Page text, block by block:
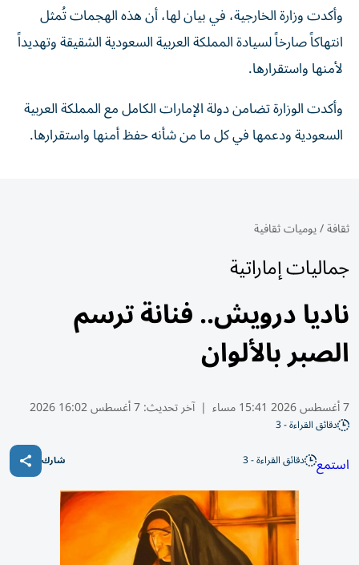
وأكدت وزارة الخارجية، في بيان لها، أن هذه الهجمات تُمثل
انتهاكاً صارخاً لسيادة المملكة العربية السعودية الشقيقة وتهديداً
لأمنها واستقرارها.
وأكدت الوزارة تضامن دولة الإمارات الكامل مع المملكة العربية
السعودية ودعمها في كل ما من شأنه حفظ أمنها واستقرارها.
ثقافة/يوميات ثقافية
جماليات إماراتية
ناديا درويش.. فنانة ترسم
الصبر بالألوان
7 أغسطس 2026 15:41 مساء | آخر تحديث:7 أغسطس 16:02 2026
دقائق القراءة - 3
استمع دقائق القراءة - 3 شارك